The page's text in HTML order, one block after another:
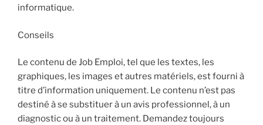
informatique.
Conseils
Le contenu de Job Emploi, tel que les textes, les
graphiques, les images et autres matériels, est fourni à
titre d’information uniquement. Le contenu n’est pas
destiné à se substituer à un avis professionnel, à un
diagnostic ou à un traitement. Demandez toujours